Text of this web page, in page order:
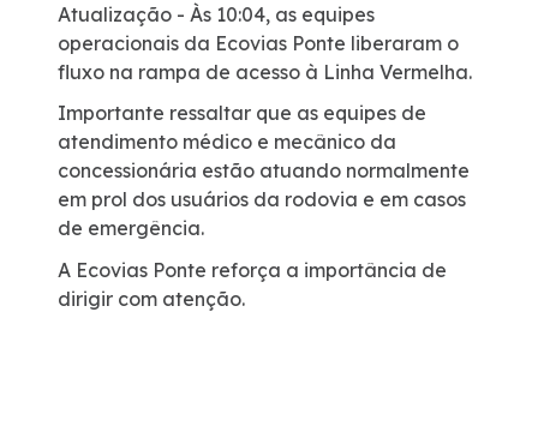
Iconografia - A Ponta do Caju
Atendimento
Ouvidoria
Fale Conosco
Atualização - Às 10:04, as equipes
operacionais da Ecovias Ponte liberaram o
fluxo na rampa de acesso à Linha Vermelha.
Importante ressaltar que as equipes de
atendimento médico e mecânico da
concessionária estão atuando normalmente
em prol dos usuários da rodovia e em casos
de emergência.
A Ecovias Ponte reforça a importância de
dirigir com atenção.